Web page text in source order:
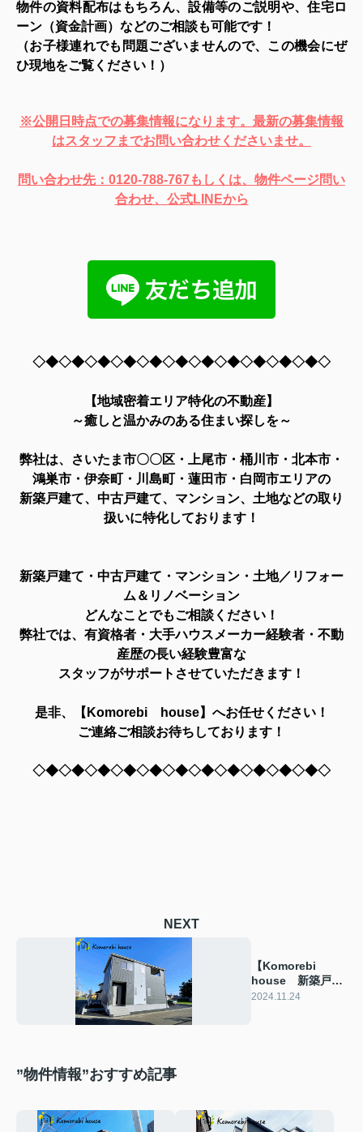
物件の資料配布はもちろん、設備等のご説明や、住宅ロ
ーン（資金計画）などのご相談も可能です！
（お子様連れでも問題ございませんので、この機会にぜ
ひ現地をご覧ください！）
※公開日時点での募集情報になります。最新の募集情報
はスタッフまでお問い合わせくださいませ。
問い合わせ先：0120-788-767もしくは、物件ページ問い
合わせ、公式LINEから
◇◆◇◆◇◆◇◆◇◆◇◆◇◆◇◆◇◆◇◆◇◆◇
【地域密着エリア特化の不動産】
～癒しと温かみのある住まい探しを～
弊社は、さいたま市〇〇区・上尾市・桶川市・北本市・
鴻巣市・伊奈町・川島町・蓮田市・白岡市エリアの
新築戸建て、中古戸建て、マンション、土地などの取り
扱いに特化しております！
新築戸建て・中古戸建て・マンション・土地／リフォー
ム＆リノベーション
どんなことでもご相談ください！
弊社では、有資格者・大手ハウスメーカー経験者・不動
産歴の長い経験豊富な
スタッフがサポートさせていただきます！
是非、【Komorebi house】へお任せください！
ご連絡ご相談お待ちしております！
◇◆◇◆◇◆◇◆◇◆◇◆◇◆◇◆◇◆◇◆◇◆◇
NEXT
【Komorebi
house 新築戸建
て情報】☆上尾市
2024.11.24
”物件情報”おすすめ記事